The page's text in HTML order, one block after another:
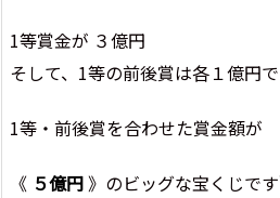
1等賞金が ３億円
そして、1等の前後賞は各１億円で
1等・前後賞を合わせた賞金額が
《 ５億円》のビッグな宝くじで